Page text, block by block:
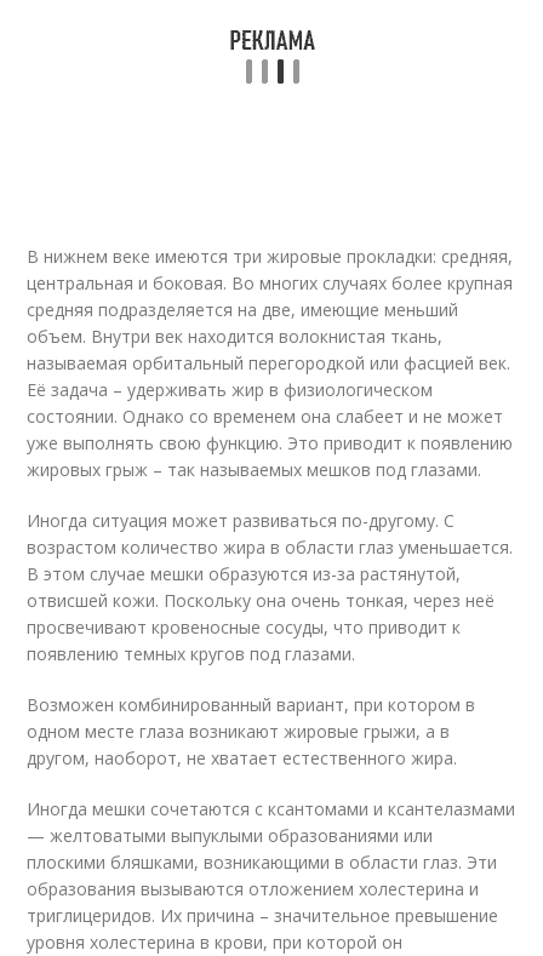
В нижнем веке имеются три жировые прокладки: средняя,
центральная и боковая. Во многих случаях более крупная
средняя подразделяется на две, имеющие меньший
объем. Внутри век находится волокнистая ткань,
называемая орбитальный перегородкой или фасцией век.
Её задача – удерживать жир в физиологическом
состоянии. Однако со временем она слабеет и не может
уже выполнять свою функцию. Это приводит к появлению
жировых грыж – так называемых мешков под глазами.
Иногда ситуация может развиваться по-другому. С
возрастом количество жира в области глаз уменьшается.
В этом случае мешки образуются из-за растянутой,
отвисшей кожи. Поскольку она очень тонкая, через неё
просвечивают кровеносные сосуды, что приводит к
появлению темных кругов под глазами.
Возможен комбинированный вариант, при котором в
одном месте глаза возникают жировые грыжи, а в
другом, наоборот, не хватает естественного жира.
Иногда мешки сочетаются с ксантомами и ксантелазмами
— желтоватыми выпуклыми образованиями или
плоскими бляшками, возникающими в области глаз. Эти
образования вызываются отложением холестерина и
триглицеридов. Их причина – значительное превышение
уровня холестерина в крови, при которой он